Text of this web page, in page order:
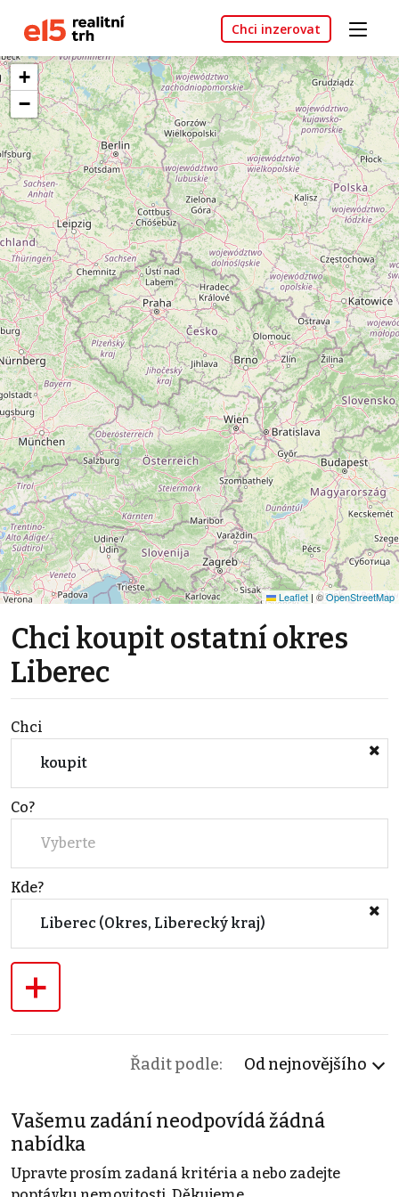
Chci inzerovat
+
−
Leaflet | ©OpenStreetMap
Chci koupit ostatní okres
Liberec
Chci
koupit
Co?
Vyberte
Kde?
Liberec (Okres, Liberecký kraj)
+
Řadit podle: Od nejnovějšího
Vašemu zadání neodpovídá žádná
nabídka
Upravte prosím zadaná kritéria a nebo zadejte